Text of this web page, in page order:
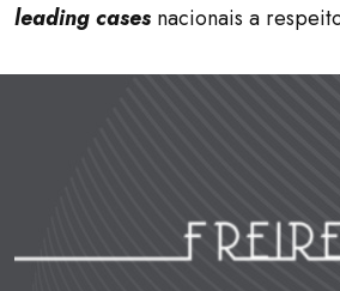
leading cases nacionais a